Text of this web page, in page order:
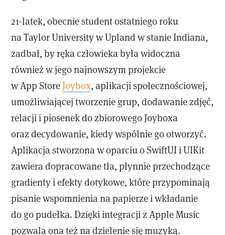
21-latek, obecnie student ostatniego roku
na Taylor University w Upland w stanie Indiana,
zadbał, by ręka człowieka była widoczna
również w jego najnowszym projekcie
w App StoreJoybox, aplikacji społecznościowej,
umożliwiającej tworzenie grup, dodawanie zdjęć,
relacji i piosenek do zbiorowego Joyboxa
oraz decydowanie, kiedy wspólnie go otworzyć.
Aplikacja stworzona w oparciu o SwiftUI i UIKit
zawiera dopracowane tła, płynnie przechodzące
gradienty i efekty dotykowe, które przypominają
pisanie wspomnienia na papierze i wkładanie
do go pudełka. Dzięki integracji z Apple Music
pozwala ona też na dzielenie się muzyką.